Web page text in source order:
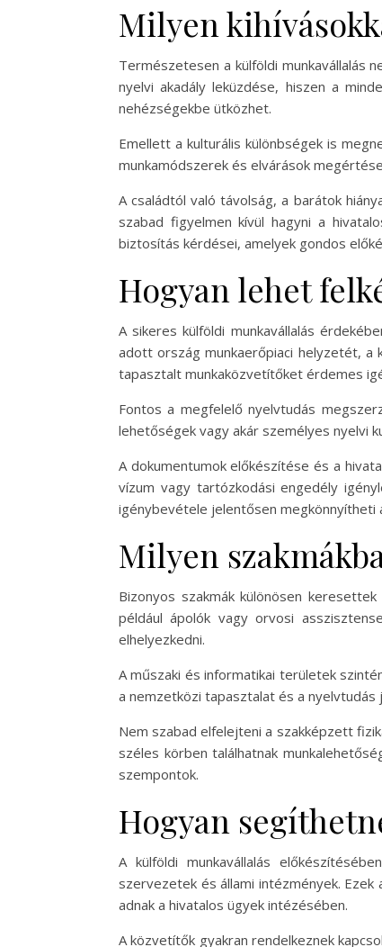
Milyen
Természetesen a külföldi munkavállalás
nyelvi akadály leküzdése, hiszen a
nehézségekbe ütközhet.
Emellett a kulturális különbségek is
munkamódszerek és elvárások
A családtól való távolság, a barátok
szabad figyelmen kívül hagyni a
biztosítás kérdései, amelyek gondos
Hogyan lehet
A sikeres külföldi munkavállalás
adott ország munkaerőpiaci helyzetét, a
tapasztalt munkaközvetítőket érdemes
Fontos a megfelelő nyelvtudás
lehetőségek vagy akár személyes nyelvi
A dokumentumok előkészítése és a
vízum vagy tartózkodási engedély
igénybevétele jelentősen megkönnyítheti
Milyen
Bizonyos szakmák különösen
például ápolók vagy orvosi
elhelyezkedni.
A műszaki és informatikai területek
a nemzetközi tapasztalat és a
Nem szabad elfelejteni a szakképzett
széles körben találhatnak
szempontok.
Hogyan
A külföldi munkavállalás
szervezetek és állami intézmények.
adnak a hivatalos ügyek intézésében.
A közvetítők gyakran rendelkeznek